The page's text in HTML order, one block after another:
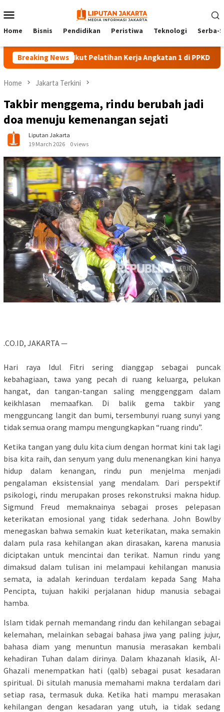
to
Menu
Home Bisnis Pendidikan Peristiwa Teknologi Serba-
Breaking News
140 Peserta Ikut Pelatihan Kerja Angkatan 1 di PPKD Jaksel
Home Jakarta Terkini
Takbir menggema, rindu berubah jadi
doa menuju kemenangan sejati
Liputan Jakarta
19 March 2026
0 views
.CO.ID, JAKARTA —
Hari raya Idul Fitri sering dianggap sebagai puncak
kebahagiaan, tawa yang pecah di ruang keluarga, pelukan
hangat, dan tangan-tangan saling menggenggam dalam
keikhlasan memaafkan. Di balik gema takbir yang
mengguncang langit dan bumi, tersembunyi ruang sunyi yang
tidak semua orang mampu mengungkapkan “ruang rindu”.
Ketika tangan yang dulu kita cium dengan hormat kini tak lagi
bisa kita raih, dan senyum yang dulu menenangkan kini hanya
hidup dalam kenangan, rindu pun menjelma menjadi
pengalaman eksistensial yang mendalam. Dari perspektif
psikologi, rindu merupakan proses rekonstruksi makna hidup.
Sigmund Freud memaknainya sebagai proses pelepasan
keterikatan emosional yang tidak sederhana. John Bowlby
menegaskan bahwa semakin kuat keterikatan, maka semakin
dalam pula rasa kehilangan akan dirasakan, karena manusia
diciptakan untuk mencintai dan terikat. Namun rindu yang
dimaksud dalam tulisan ini melampaui kehilangan manusia
semata, ia adalah kerinduan terdalam kepada Sang Maha
Pencipta, tujuan hakiki perjalanan hidup manusia sebagai
hamba.
Islam tidak pernah memandang rindu dan kehilangan sebagai
kelemahan, melainkan sebagai bahasa jiwa yang paling jujur,
bahasa diam yang menuntun manusia merasakan kembali
kehadiran Tuhan dalam dirinya. Dalam khazanah klasik, Al-
Ghazali menempatkan hati (qalb) sebagai pusat kesadaran
spiritual. Di situlah manusia memahami makna terdalam dari
setiap rasa, termasuk duka. Ketika hati mampu merasakan
kehilangan dengan kesadaran yang utuh, ia tidak sedang